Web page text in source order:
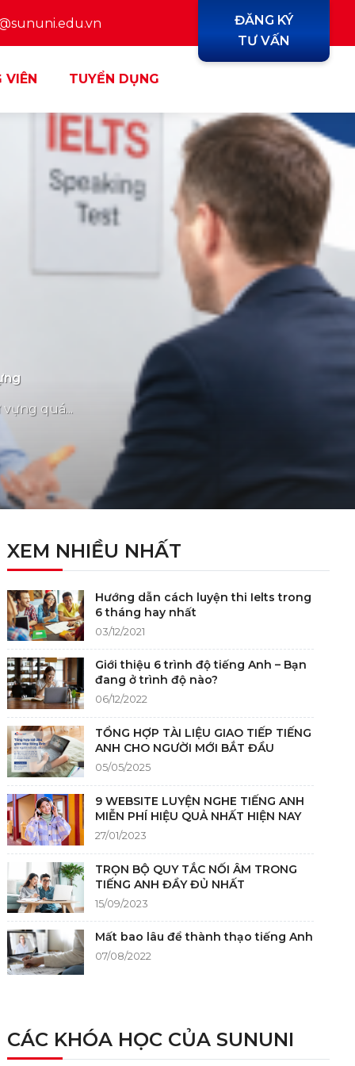
ĐĂNG KÝ
TƯ VẤN
VIÊN TUYỂN DỤNG
quá...
XEM NHIỀU NHẤT
Hướng dẫn cách luyện thi Ielts trong
6 tháng hay nhất
03/12/2021
Giới thiệu 6 trình độ tiếng Anh – Bạn
đang ở trình độ nào?
06/12/2022
TỔNG HỢP TÀI LIỆU GIAO TIẾP TIẾNG
ANH CHO NGƯỜI MỚI BẮT ĐẦU
05/05/2025
9 WEBSITE LUYỆN NGHE TIẾNG ANH
MIỄN PHÍ HIỆU QUẢ NHẤT HIỆN NAY
27/01/2023
TRỌN BỘ QUY TẮC NỐI ÂM TRONG
TIẾNG ANH ĐẦY ĐỦ NHẤT
15/09/2023
Mất bao lâu để thành thạo tiếng Anh
07/08/2022
CÁC KHÓA HỌC CỦA SUNUNI